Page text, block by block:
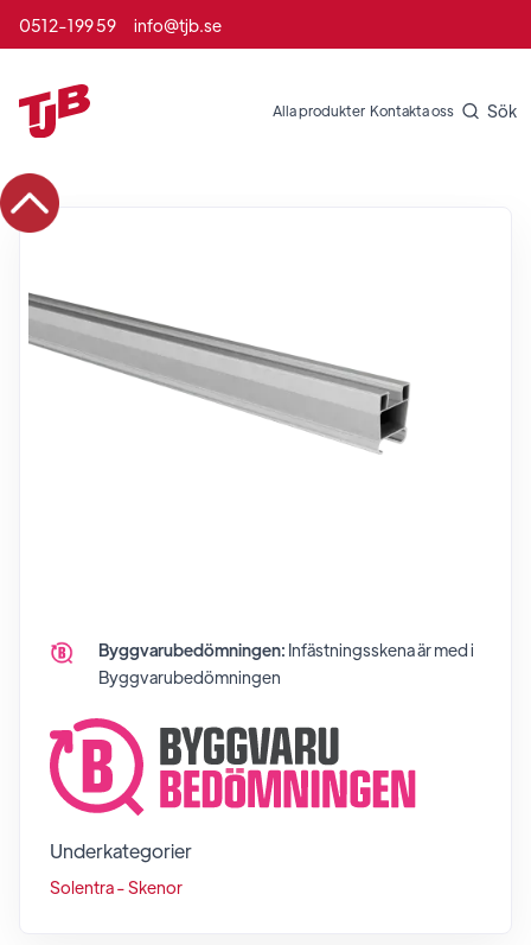
0512-199 59 info@tjb.se
Alla produkter Kontakta oss Sök
Byggvarubedömningen: Infästningsskenaär med i
Byggvarubedömningen
Underkategorier
Solentra - Skenor